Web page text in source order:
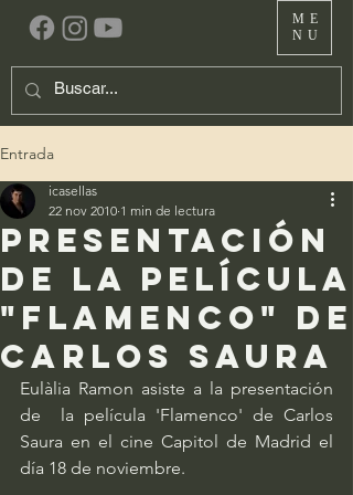
ME
NU
Entrada
Presentación
de la película
"Flamenco" de
Carlos Saura
icasellas
22 nov 2010 1 min de lectura
Eulàlia Ramon asiste a la presentación
de  la película 'Flamenco' de Carlos
Saura en el cine Capitol de Madrid el
día 18 de noviembre.